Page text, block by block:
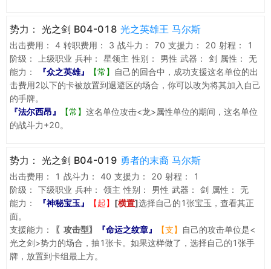
势力： 光之剑 B04-018 光之英雄王 马尔斯
出击费用： 4 转职费用： 3 战斗力： 70 支援力： 20 射程：
1
阶级：
上级职业 兵种： 星领主 性别： 男性 武器： 剑 属性：
无
能力：
『众之英雄』 【常】
自己的回合中，成功支援这名单位的出
击费用2以下的卡被放置到退避区的场合，你可以改为将其加入自己
的手牌。
『法尔西昂』
【常】 这名单位攻击<龙>属性单位的期间，这名单位
的战斗力+20。
势力： 光之剑 B04-019 勇者的末裔 马尔斯
出击费用： 1 战斗力： 40 支援力： 20 射程：
1
阶级：
下级职业 兵种： 领主 性别： 男性 武器： 剑 属性：
无
能力：
『神秘宝玉』 【起】 [横置]选择自己的1张宝玉，查看其正
面。
支援能力：
〖攻击型〗 『命运之纹章』 【支】
自己的攻击单位是<
光之剑>势力的场合，抽1张卡。如果这样做了，选择自己的1张手
牌，放置到卡组最上方。